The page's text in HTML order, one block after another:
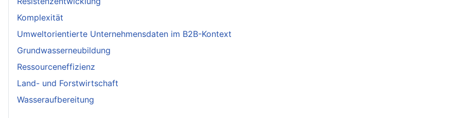
Komplexität
Umweltorientierte Unternehmensdaten im B2B-Kontext
Grundwasserneubildung
Ressourceneffizienz
Land- und Forstwirtschaft
Wasseraufbereitung